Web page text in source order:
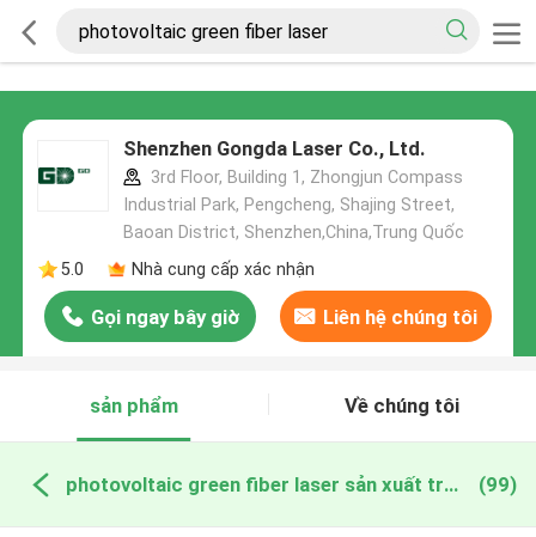
Shenzhen Gongda Laser Co., Ltd.
3rd Floor, Building 1, Zhongjun Compass
Industrial Park, Pengcheng, Shajing Street,
Baoan District, Shenzhen,China,Trung Quốc
5.0
Nhà cung cấp xác nhận
Gọi ngay bây giờ Liên hệ chúng tôi
sản phẩm Về chúng tôi
photovoltaic green fiber laser sản xuất trực tuyến (99)